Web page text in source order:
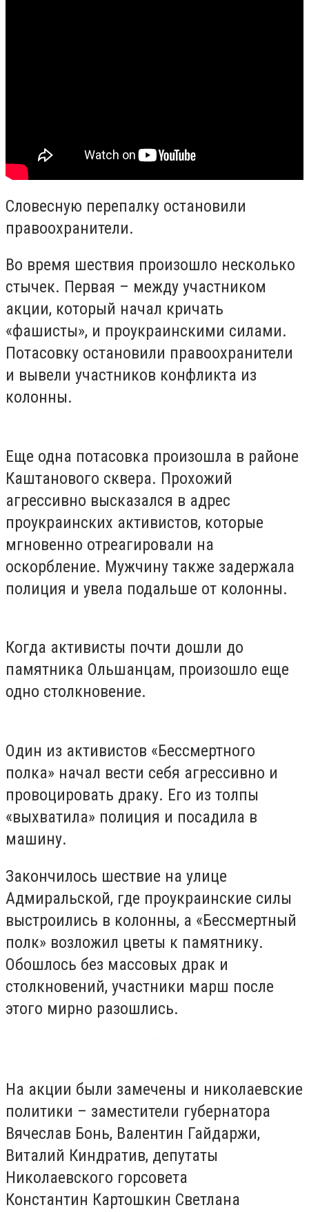
Словесную перепалку остановили
правоохранители.
Во время шествия произошло несколько
стычек. Первая – между участником
акции, который начал кричать
«фашисты», и проукраинскими силами.
Потасовку остановили правоохранители
и вывели участников конфликта из
колонны.
Еще одна потасовка произошла в районе
Каштанового сквера. Прохожий
агрессивно высказался в адрес
проукраинских активистов, которые
мгновенно отреагировали на
оскорбление. Мужчину также задержала
полиция и увела подальше от колонны.
Когда активисты почти дошли до
памятника Ольшанцам, произошло еще
одно столкновение.
Один из активистов «Бессмертного
полка» начал вести себя агрессивно и
провоцировать драку. Его из толпы
«выхватила» полиция и посадила в
машину.
Закончилось шествие на улице
Адмиральской, где проукраинские силы
выстроились в колонны, а «Бессмертный
полк» возложил цветы к памятнику.
Обошлось без массовых драк и
столкновений, участники марш после
этого мирно разошлись.
На акции были замечены и николаевские
политики – заместители губернатора
Вячеслав Бонь, Валентин Гайдаржи,
Виталий Киндратив, депутаты
Николаевского горсовета
Константин Картошкин Светлана